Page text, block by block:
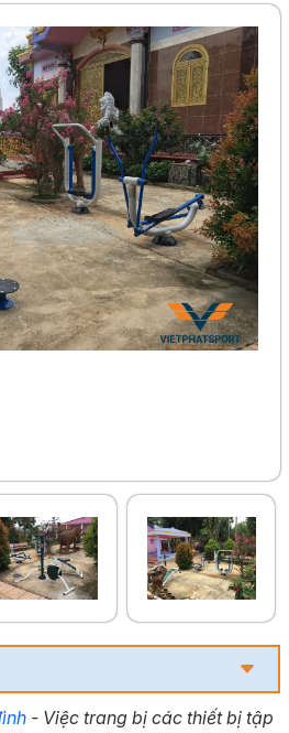
- Việc trang bị các thiết bị tập